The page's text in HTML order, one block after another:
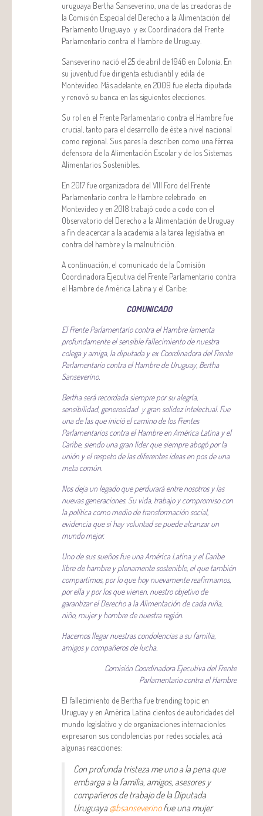
uruguaya Bertha Sanseverino, una de las creadoras de
la Comisión Especial del Derecho a la Alimentación del
Parlamento Uruguayo y ex Coordinadora del Frente
Parlamentario contra el Hambre de Uruguay.
Sanseverino nació el 25 de abril de 1946 en Colonia. En
su juventud fue dirigenta estudiantil y edila de
Montevideo. Más adelante, en 2009 fue electa diputada
y renovó su banca en las siguientes elecciones.
Su rol en el Frente Parlamentario contra el Hambre fue
crucial, tanto para el desarrollo de éste a nivel nacional
como regional. Sus pares la describen como una férrea
defensora de la Alimentación Escolar y de los Sistemas
Alimentarios Sostenibles.
En 2017 fue organizadora del VIII Foro del Frente
Parlamentario contra le Hambre celebrado en
Montevideo y en 2018 trabajó codo a codo con el
Observatorio del Derecho a la Alimentación de Uruguay
a fin de acercar a la academia a la tarea legislativa en
contra del hambre y la malnutrición.
A continuación, el comunicado de la Comisión
Coordinadora Ejecutiva del Frente Parlamentario contra
el Hambre de América Latina y el Caribe:
COMUNICADO
El Frente Parlamentario contra el Hambre lamenta
profundamente el sensible fallecimiento de nuestra
colega y amiga, la diputada y ex Coordinadora del Frente
Parlamentario contra el Hambre de Uruguay, Bertha
Sanseverino.
Bertha será recordada siempre por su alegría,
sensibilidad, generosidad y gran solidez intelectual. Fue
una de las que inició el camino de los Frentes
Parlamentarios contra el Hambre en América Latina y el
Caribe, siendo una gran líder que siempre abogó por la
unión y el respeto de las diferentes ideas en pos de una
meta común.
Nos deja un legado que perdurará entre nosotros y las
nuevas generaciones. Su vida, trabajo y compromiso con
la política como medio de transformación social,
evidencia que si hay voluntad se puede alcanzar un
mundo mejor.
Uno de sus sueños fue una América Latina y el Caribe
libre de hambre y plenamente sostenible, el que también
compartimos, por lo que hoy nuevamente reafirmamos,
por ella y por los que vienen, nuestro objetivo de
garantizar el Derecho a la Alimentación de cada niña,
niño, mujer y hombre de nuestra región.
Hacemos llegar nuestras condolencias a su familia,
amigos y compañeros de lucha.
Comisión Coordinadora Ejecutiva del Frente
Parlamentario contra el Hambre
El fallecimiento de Bertha fue trending topic en
Uruguay y en América Latina cientos de autoridades del
mundo legislativo y de organizaciones internacionles
expresaron sus condolencias por redes sociales, acá
algunas reacciones:
Con profunda tristeza me uno a la pena que
embarga a la familia, amigos, asesores y
compañeros de trabajo de la Diputada
Uruguaya@bsanseverinofue una mujer